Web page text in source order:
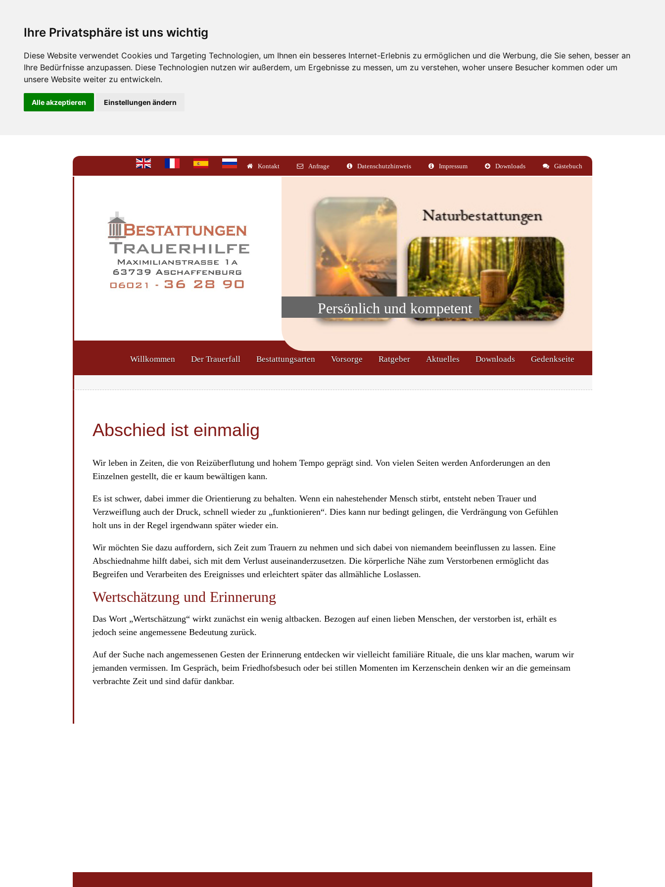
Ihre Privatsphäre ist uns wichtig
Diese Website verwendet Cookies und Targeting Technologien, um Ihnen ein besseres Internet-Erlebnis zu ermöglichen und die Werbung, die Sie sehen, besser an
Ihre Bedürfnisse anzupassen. Diese Technologien nutzen wir außerdem, um Ergebnisse zu messen, um zu verstehen, woher unsere Besucher kommen oder um
unsere Website weiter zu entwickeln.
Alle akzeptieren Einstellungen ändern
Kontakt Anfrage Datenschutzhinweis Impressum Downloads Gästebuch
Persönlich und kompetent
Willkommen Der Trauerfall Bestattungsarten Vorsorge Ratgeber Aktuelles Downloads Gedenkseite
Abschied ist einmalig
Wir leben in Zeiten, die von Reizüberflutung und hohem Tempo geprägt sind. Von vielen Seiten werden Anforderungen an den
Einzelnen gestellt, die er kaum bewältigen kann.
Es ist schwer, dabei immer die Orientierung zu behalten. Wenn ein nahestehender Mensch stirbt, entsteht neben Trauer und
Verzweiflung auch der Druck, schnell wieder zu „funktionieren“. Dies kann nur bedingt gelingen, die Verdrängung von Gefühlen
holt uns in der Regel irgendwann später wieder ein.
Wir möchten Sie dazu auffordern, sich Zeit zum Trauern zu nehmen und sich dabei von niemandem beeinflussen zu lassen. Eine
Abschiednahme hilft dabei, sich mit dem Verlust auseinanderzusetzen. Die körperliche Nähe zum Verstorbenen ermöglicht das
Begreifen und Verarbeiten des Ereignisses und erleichtert später das allmähliche Loslassen.
Wertschätzung und Erinnerung
Das Wort „Wertschätzung“ wirkt zunächst ein wenig altbacken. Bezogen auf einen lieben Menschen, der verstorben ist, erhält es
jedoch seine angemessene Bedeutung zurück.
Auf der Suche nach angemessenen Gesten der Erinnerung entdecken wir vielleicht familiäre Rituale, die uns klar machen, warum wir
jemanden vermissen. Im Gespräch, beim Friedhofsbesuch oder bei stillen Momenten im Kerzenschein denken wir an die gemeinsam
verbrachte Zeit und sind dafür dankbar.